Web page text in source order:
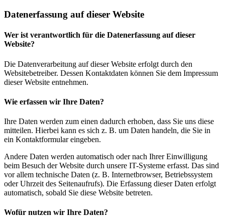
Datenerfassung auf dieser Website
Wer ist verantwortlich für die Datenerfassung auf dieser
Website?
Die Datenverarbeitung auf dieser Website erfolgt durch den
Websitebetreiber. Dessen Kontaktdaten können Sie dem Impressum
dieser Website entnehmen.
Wie erfassen wir Ihre Daten?
Ihre Daten werden zum einen dadurch erhoben, dass Sie uns diese
mitteilen. Hierbei kann es sich z. B. um Daten handeln, die Sie in
ein Kontaktformular eingeben.
Andere Daten werden automatisch oder nach Ihrer Einwilligung
beim Besuch der Website durch unsere IT-Systeme erfasst. Das sind
vor allem technische Daten (z. B. Internetbrowser, Betriebssystem
oder Uhrzeit des Seitenaufrufs). Die Erfassung dieser Daten erfolgt
automatisch, sobald Sie diese Website betreten.
Wofür nutzen wir Ihre Daten?